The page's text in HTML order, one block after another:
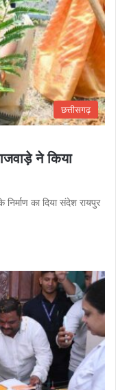
छत्तीसगढ़
ने किया
का दिया संदेश रायपुर